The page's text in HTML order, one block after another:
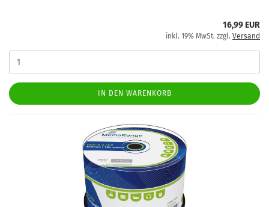
16,99 EUR
inkl. 19% MwSt. zzgl. Versand
IN DEN WARENKORB